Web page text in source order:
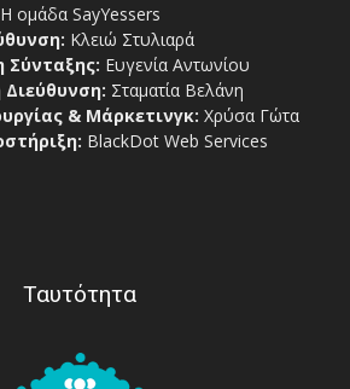
Η ομάδα SayYessers
Κλειώ Στυλιαρά
Σύνταξης: Ευγενία Αντωνίου
Διεύθυνση: Σταματία Βελάνη
& Μάρκετινγκ: Χρύσα Γώτα
BlackDot Web Services
Ταυτότητα